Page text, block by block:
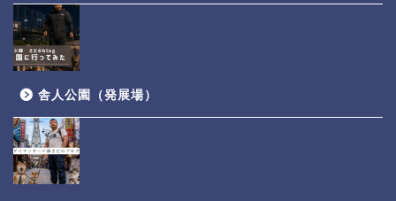
舎人公園（発展場）